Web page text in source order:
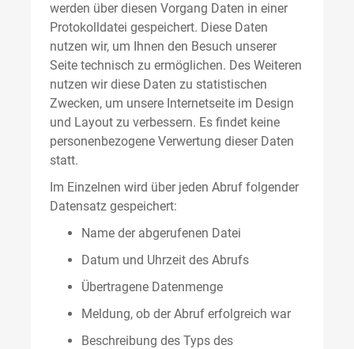
werden über diesen Vorgang Daten in einer
Protokolldatei gespeichert. Diese Daten
nutzen wir, um Ihnen den Besuch unserer
Seite technisch zu ermöglichen. Des Weiteren
nutzen wir diese Daten zu statistischen
Zwecken, um unsere Internetseite im Design
und Layout zu verbessern. Es findet keine
personenbezogene Verwertung dieser Daten
statt.
Im Einzelnen wird über jeden Abruf folgender
Datensatz gespeichert:
Name der abgerufenen Datei
Datum und Uhrzeit des Abrufs
Übertragene Datenmenge
Meldung, ob der Abruf erfolgreich war
Beschreibung des Typs des